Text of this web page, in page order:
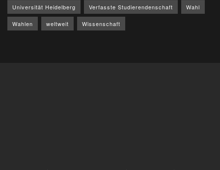
Universität Heidelberg Verfasste Studierendenschaft Wahl
Wahlen weltweit Wissenschaft